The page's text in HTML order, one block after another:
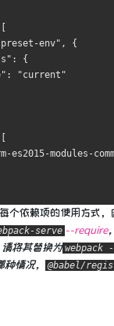
env", {
{
"current"
es2015-modules-
个依赖项的使用方式，
serve --require
将其替换为 webpack
情况， @babel/